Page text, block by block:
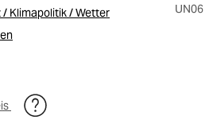
Klimapolitik / Wetter
UN06